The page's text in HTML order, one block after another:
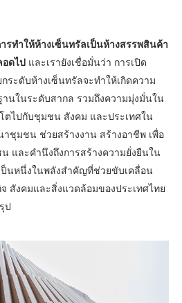
รทำให้ห้างเซ็นทรัลเป็นห้างสรรพสินค้า
ดไปและเรายังเชื่อมั่นว่า การเปิด
ระดับห้างเซ็นทรัลจะทำให้เกิดความ
นในระดับสากล รวมถึงความมุ่งมั่นใน
ตไปกับชุมชน สังคม และประเทศใน
ชุมชน ช่วยสร้างงาน สร้างอาชีพ เพื่อ
และคำนึงถึงการสร้างความยั่งยืนใน
ป็นหนึ่งในพลังสำคัญที่ช่วยขับเคลื่อน
สังคมและสิ่งแวดล้อมของประเทศไทย
ป